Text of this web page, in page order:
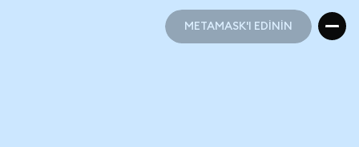
METAMASK'I EDİNİN